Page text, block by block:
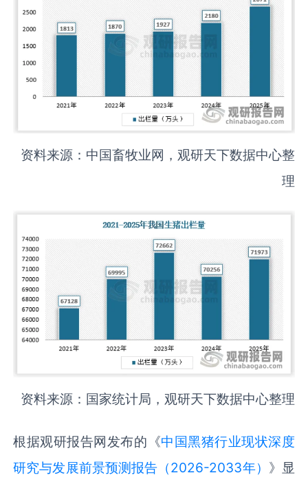
资料来源：中国畜牧业网，观研天下数据中心整
理
资料来源：国家统计局，观研天下数据中心整理
根据观研报告网发布的《中国黑猪行业现状深度
研究与发展前景预测报告（2026-2033年） 》显